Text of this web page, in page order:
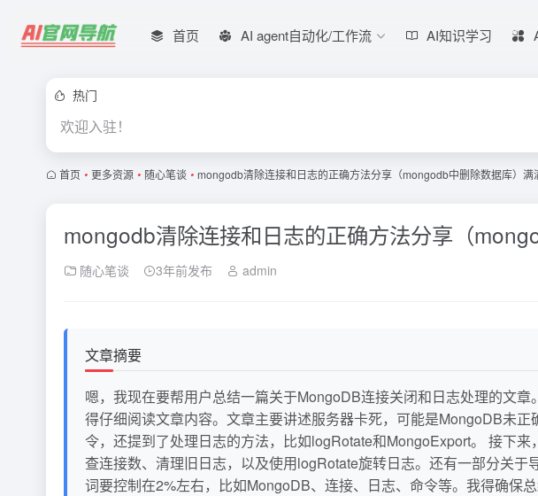
首页 AI agent自动化/工作流 AI知识学习
热门
欢迎入驻！
首页 • 更多资源 • 随心笔谈 • mongodb清除连接和日志的正确方法分享（mongodb中删除数据库）满
mongodb清除连接和日志的正确方法分享（
随心笔谈 3年前发布 admin
文章摘要
嗯，我现在要帮用户总结一篇关于MongoDB连接关闭和日志处理的文
得仔细阅读文章内容。文章主要讲述服务器卡死，可能是MongoDB未
令，还提到了处理日志的方法，比如logRotate和MongoExport。 接下
查连接数、清理旧日志，以及使用logRotate旋转日志。还有一部分关
词要控制在2%左右，比如MongoDB、连接、日志、命令等。我得确保